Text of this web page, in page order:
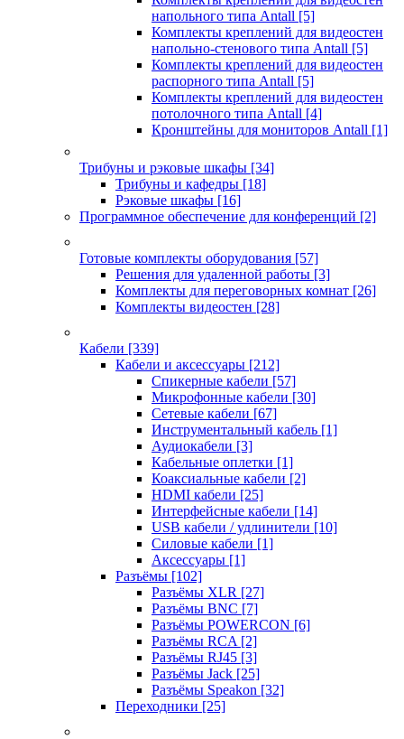
напольного типа Antall [5]
Комплекты креплений для видеостен
напольно-стенового типа Antall [5]
Комплекты креплений для видеостен
распорного типа Antall [5]
Комплекты креплений для видеостен
потолочного типа Antall [4]
Кронштейны для мониторов Antall [1]
Трибуны и рэковые шкафы [34]
Трибуны и кафедры [18]
Рэковые шкафы [16]
Программное обеспечение для конференций [2]
Готовые комплекты оборудования [57]
Решения для удаленной работы [3]
Комплекты для переговорных комнат [26]
Комплекты видеостен [28]
Кабели [339]
Кабели и аксессуары [212]
Спикерные кабели [57]
Микрофонные кабели [30]
Сетевые кабели [67]
Инструментальный кабель [1]
Аудиокабели [3]
Кабельные оплетки [1]
Коаксиальные кабели [2]
HDMI кабели [25]
Интерфейсные кабели [14]
USB кабели / удлинители [10]
Силовые кабели [1]
Аксессуары [1]
Разъёмы [102]
Разъёмы XLR [27]
Разъёмы BNC [7]
Разъёмы POWERCON [6]
Разъёмы RCA [2]
Разъёмы RJ45 [3]
Разъёмы Jack [25]
Разъёмы Speakon [32]
Переходники [25]